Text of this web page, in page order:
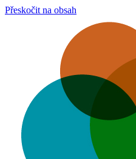
Přeskočit na obsah